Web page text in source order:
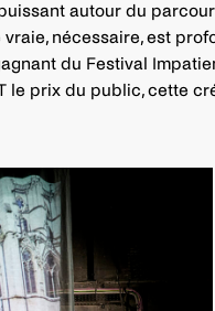
autour du
nécessaire, est
du Festival
le prix du public, cette